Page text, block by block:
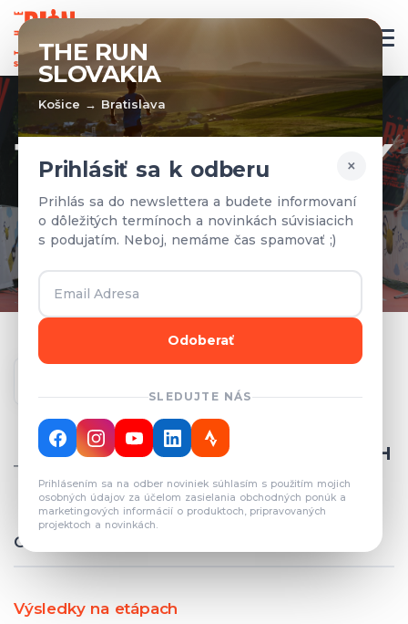
THE RUN
SLOVAKIA
Košice → Bratislava
×
Prihlásiť sa k odberu
Prihlás sa do newslettera a budete informovaní
o dôležitých termínoch a novinkách súvisiacich
s podujatím. Neboj, nemáme čas spamovať ;)
Odoberať
SLEDUJTE NÁS
Prihlásením sa na odber noviniek súhlasím s použitím mojich
osobných údajov za účelom zasielania obchodných ponúk a
marketingových informácií o produktoch, pripravovaných
projektoch a novinkách.
TÍMY A VÝSLEDKY
Prihlásené tímy a výsledky z
predchádzajúcich rokov.
CELKOVÝ POČET REGISTROVANÝCH
TÍMOV: 82
Celkové výsledky
Výsledky na etápach